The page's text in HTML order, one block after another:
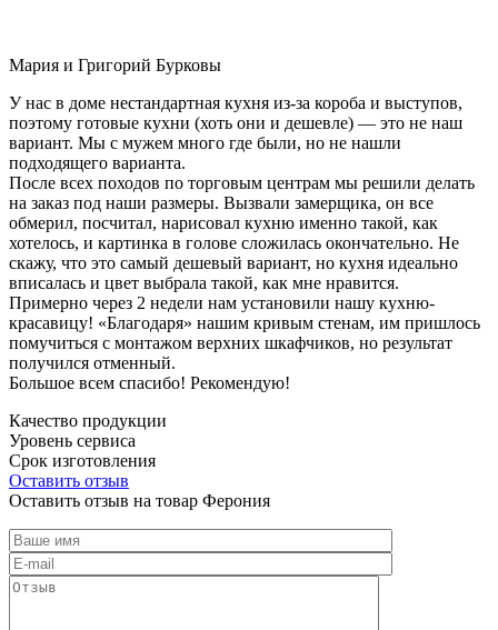
Мария и Григорий Бурковы
У нас в доме нестандартная кухня из-за короба и выступов,
поэтому готовые кухни (хоть они и дешевле) — это не наш
вариант. Мы с мужем много где были, но не нашли
подходящего варианта.
После всех походов по торговым центрам мы решили делать
на заказ под наши размеры. Вызвали замерщика, он все
обмерил, посчитал, нарисовал кухню именно такой, как
хотелось, и картинка в голове сложилась окончательно. Не
скажу, что это самый дешевый вариант, но кухня идеально
вписалась и цвет выбрала такой, как мне нравится.
Примерно через 2 недели нам установили нашу кухню-
красавицу! «Благодаря» нашим кривым стенам, им пришлось
помучиться с монтажом верхних шкафчиков, но результат
получился отменный.
Большое всем спасибо! Рекомендую!
Качество продукции
Уровень сервиса
Срок изготовления
Оставить отзыв
Оставить отзыв на товар Ферония